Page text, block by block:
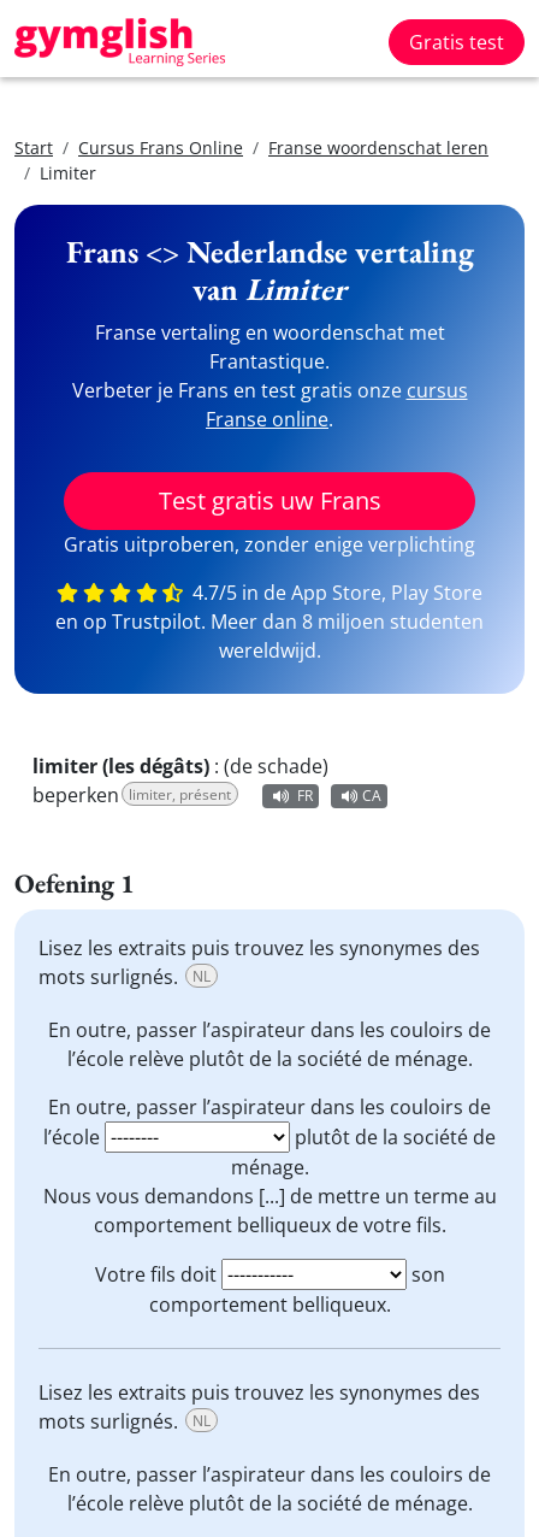
Gratis test
Start Cursus Frans Online
Franse woordenschat leren
Limiter
Frans <> Nederlandse vertaling
vanLimiter
Franse vertaling en woordenschat met
Frantastique.
Verbeter je Frans en test gratis onze cursus
Franse online.
Test gratis uw Frans
Gratis uitproberen, zonder enige verplichting
4.7/5 in de App Store, Play Store
en op Trustpilot. Meer dan 8 miljoen studenten
wereldwijd.
limiter (les dégâts) : (de schade)
beperken limiter, présent FR CA
Oefening 1
Lisez les extraits puis trouvez les synonymes des
mots surlignés.
NL
En outre, passer l’aspirateur dans les couloirs de
l’école relèveplutôt de la société de ménage.
En outre, passer l’aspirateur dans les couloirs de
l’école
plutôt de la société de
ménage.
Nous vous demandons [...] de mettre un termeau
comportement belliqueux de votre fils.
Votre fils doit
son
comportement belliqueux.
Lisez les extraits puis trouvez les synonymes des
mots surlignés.
NL
En outre, passer l’aspirateur dans les couloirs de
l’école relèveplutôt de la société de ménage.